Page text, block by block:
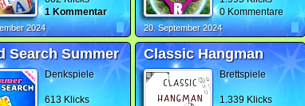
1 Kommentar
2024
0 Kommentare
20. September 2024
Search Summer
Denkspiele
613 Klicks
Classic Hangman
Brettspiele
1.339 Klicks